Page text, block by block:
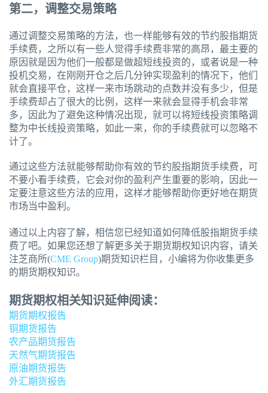
第二，调整交易策略
通过调整交易策略的方法，也一样能够有效的节约股指期货
手续费，之所以有一些人觉得手续费非常的高昂，最主要的
原因就是因为他们一般都是做超短线投资的，或者说是一种
投机交易，在刚刚开仓之后几分钟实现盈利的情况下，他们
就会直接平仓，这样一来市场跳动的点数并没有多少，但是
手续费却占了很大的比例，这样一来就会显得手机会非常
多，因此为了避免这种情况出现，就可以将短线投资策略调
整为中长线投资策略，如此一来，你的手续费就可以忽略不
计了。
通过这些方法就能够帮助你有效的节约股指期货手续费，可
不要小看手续费，它会对你的盈利产生重要的影响，因此一
定要注意这些方法的应用，这样才能够帮助你更好地在期货
市场当中盈利。
通过以上内容了解，相信您已经知道如何降低股指期货手续
费了吧。如果您还想了解更多关于期货期权知识内容，请关
注芝商所(CME Group)期货知识栏目，小编将为你收集更多
的期货期权知识。
期货期权相关知识延伸阅读：
期货期权报告
铜期货报告
农产品期货报告
天然气期货报告
原油期货报告
外汇期货报告